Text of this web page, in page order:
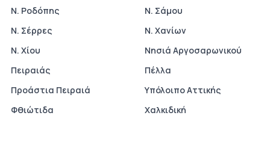
Ν. Ροδόπης
Ν. Σάμου
Ν. Σέρρες
Ν. Χανίων
Ν. Χίου
Νησιά Αργοσαρωνικού
Πειραιάς
Πέλλα
Προάστια Πειραιά
Υπόλοιπο Αττικής
Φθιώτιδα
Χαλκιδική